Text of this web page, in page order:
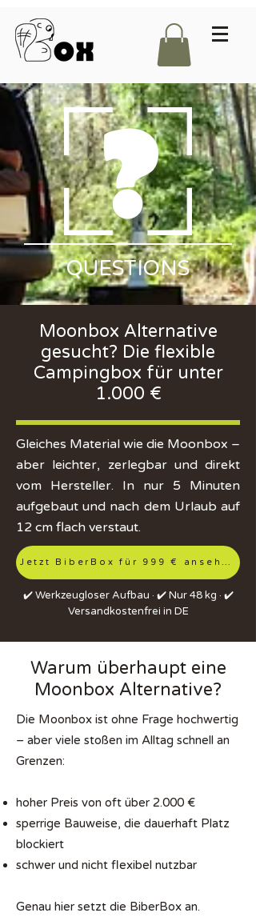
QUESTIONS
Moonbox Alternative
gesucht? Die flexible
Campingbox für unter
1.000 €
Gleiches Material wie die Moonbox –
aber leichter, zerlegbar und direkt
vom Hersteller. In nur 5 Minuten
aufgebaut und nach dem Urlaub auf
12 cm flach verstaut.
Jetzt BiberBox für 999 € ansehen
✔️ Werkzeugloser Aufbau · ✔️ Nur 48 kg · ✔️
Versandkostenfrei in DE
Warum überhaupt eine
Moonbox Alternative?
Die Moonbox ist ohne Frage hochwertig
– aber viele stoßen im Alltag schnell an
Grenzen:
hoher Preis von oft über 2.000 €
sperrige Bauweise, die dauerhaft Platz
blockiert
schwer und nicht flexibel nutzbar
Genau hier setzt die BiberBox an.